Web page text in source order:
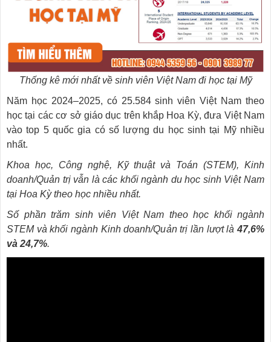
Thống kê mới nhất về sinh viên Việt Nam đi học tại Mỹ
Năm học 2024–2025, có 25.584 sinh viên Việt Nam theo
học tại các cơ sở giáo dục trên khắp Hoa Kỳ, đưa Việt Nam
vào top 5 quốc gia có số lượng du học sinh tại Mỹ nhiều
nhất.
Khoa học, Công nghệ, Kỹ thuật và Toán (STEM), Kinh
doanh/Quản trị vẫn là các khối ngành du học sinh Việt Nam
tại Hoa Kỳ theo học nhiều nhất.
Số phần trăm sinh viên Việt Nam theo học khối ngành
STEM và khối ngành Kinh doanh/Quản trị lần lượt là47,6%
và 24,7%.